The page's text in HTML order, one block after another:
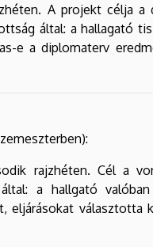
A projekt célja a
által: a hallagató
a diplomaterv
rajzhéten. Cél a
a hallgató
választotta